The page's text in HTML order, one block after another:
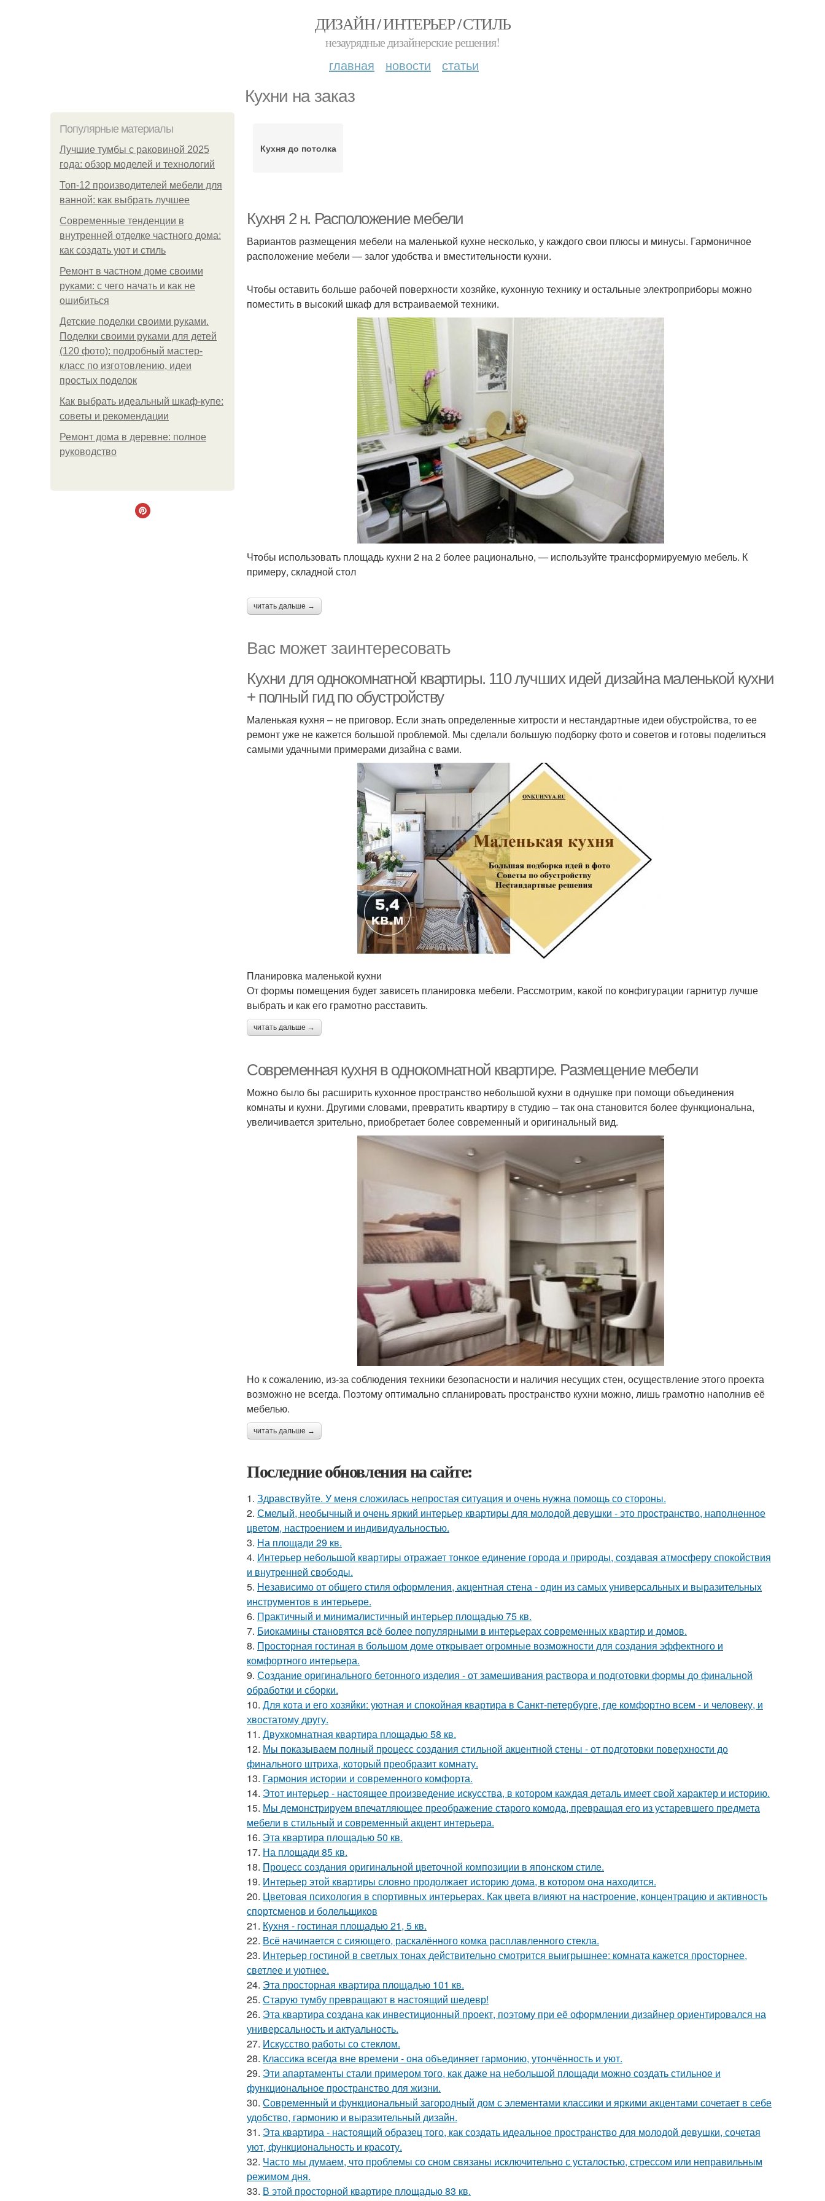
ДИЗАЙН / ИНТЕРЬЕР / СТИЛЬ
незаурядные дизайнерские решения!
главная новости статьи
Кухни на заказ
Популярные материалы
Лучшие тумбы с раковиной 2025
года: обзор моделей и технологий
Топ-12 производителей мебели для
ванной: как выбрать лучшее
Современные тенденции в
внутренней отделке частного дома:
как создать уют и стиль
Ремонт в частном доме своими
руками: с чего начать и как не
ошибиться
Детские поделки своими руками.
Поделки своими руками для детей
(120 фото): подробный мастер-
класс по изготовлению, идеи
простых поделок
Как выбрать идеальный шкаф-купе:
советы и рекомендации
Ремонт дома в деревне: полное
руководство
Кухня до потолка
Кухня 2 н. Расположение мебели
Вариантов размещения мебели на маленькой кухне несколько, у каждого свои плюсы и минусы. Гармоничное
расположение мебели — залог удобства и вместительности кухни.
Чтобы оставить больше рабочей поверхности хозяйке, кухонную технику и остальные электроприборы можно
поместить в высокий шкаф для встраиваемой техники.
Чтобы использовать площадь кухни 2 на 2 более рационально, — используйте трансформируемую мебель. К
примеру, складной стол
читать дальше →
Вас может заинтересовать
Кухни для однокомнатной квартиры. 110 лучших идей дизайна маленькой кухни
+ полный гид по обустройству
Маленькая кухня – не приговор. Если знать определенные хитрости и нестандартные идеи обустройства, то ее
ремонт уже не кажется большой проблемой. Мы сделали большую подборку фото и советов и готовы поделиться
самыми удачными примерами дизайна с вами.
Планировка маленькой кухни
От формы помещения будет зависеть планировка мебели. Рассмотрим, какой по конфигурации гарнитур лучше
выбрать и как его грамотно расставить.
читать дальше →
Современная кухня в однокомнатной квартире. Размещение мебели
Можно было бы расширить кухонное пространство небольшой кухни в однушке при помощи объединения
комнаты и кухни. Другими словами, превратить квартиру в студию – так она становится более функциональна,
увеличивается зрительно, приобретает более современный и оригинальный вид.
Но к сожалению, из-за соблюдения техники безопасности и наличия несущих стен, осуществление этого проекта
возможно не всегда. Поэтому оптимально спланировать пространство кухни можно, лишь грамотно наполнив её
мебелью.
читать дальше →
Последние обновления на сайте:
1. Здравствуйте. У меня сложилась непростая ситуация и очень нужна помощь со стороны.
2. Смелый, необычный и очень яркий интерьер квартиры для молодой девушки - это пространство, наполненное
цветом, настроением и индивидуальностью.
3. На площади 29 кв.
4. Интерьер небольшой квартиры отражает тонкое единение города и природы, создавая атмосферу спокойствия
и внутренней свободы.
5. Независимо от общего стиля оформления, акцентная стена - один из самых универсальных и выразительных
инструментов в интерьере.
6. Практичный и минималистичный интерьер площадью 75 кв.
7. Биокамины становятся всё более популярными в интерьерах современных квартир и домов.
8. Просторная гостиная в большом доме открывает огромные возможности для создания эффектного и
комфортного интерьера.
9. Создание оригинального бетонного изделия - от замешивания раствора и подготовки формы до финальной
обработки и сборки.
10. Для кота и его хозяйки: уютная и спокойная квартира в Санкт-петербурге, где комфортно всем - и человеку, и
хвостатому другу.
11. Двухкомнатная квартира площадью 58 кв.
12. Мы показываем полный процесс создания стильной акцентной стены - от подготовки поверхности до
финального штриха, который преобразит комнату.
13. Гармония истории и современного комфорта.
14. Этот интерьер - настоящее произведение искусства, в котором каждая деталь имеет свой характер и историю.
15. Мы демонстрируем впечатляющее преображение старого комода, превращая его из устаревшего предмета
мебели в стильный и современный акцент интерьера.
16. Эта квартира площадью 50 кв.
17. На площади 85 кв.
18. Процесс создания оригинальной цветочной композиции в японском стиле.
19. Интерьер этой квартиры словно продолжает историю дома, в котором она находится.
20. Цветовая психология в спортивных интерьерах. Как цвета влияют на настроение, концентрацию и активность
спортсменов и болельщиков
21. Кухня - гостиная площадью 21, 5 кв.
22. Всё начинается с сияющего, раскалённого комка расплавленного стекла.
23. Интерьер гостиной в светлых тонах действительно смотрится выигрышнее: комната кажется просторнее,
светлее и уютнее.
24. Эта просторная квартира площадью 101 кв.
25. Старую тумбу превращают в настоящий шедевр!
26. Эта квартира создана как инвестиционный проект, поэтому при её оформлении дизайнер ориентировался на
универсальность и актуальность.
27. Искусство работы со стеклом.
28. Классика всегда вне времени - она объединяет гармонию, утончённость и уют.
29. Эти апартаменты стали примером того, как даже на небольшой площади можно создать стильное и
функциональное пространство для жизни.
30. Современный и функциональный загородный дом с элементами классики и яркими акцентами сочетает в себе
удобство, гармонию и выразительный дизайн.
31. Эта квартира - настоящий образец того, как создать идеальное пространство для молодой девушки, сочетая
уют, функциональность и красоту.
32. Часто мы думаем, что проблемы со сном связаны исключительно с усталостью, стрессом или неправильным
режимом дня.
33. В этой просторной квартире площадью 83 кв.